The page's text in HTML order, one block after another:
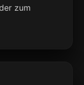
zum